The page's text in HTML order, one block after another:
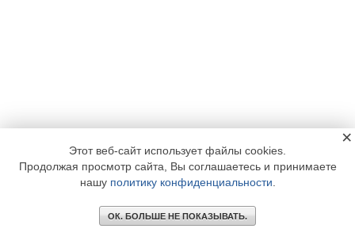
Этот веб-сайт использует файлы cookies.
Продолжая просмотр сайта, Вы соглашаетесь и принимаете
нашу политику конфиденциальности
ОК. БОЛЬШЕ НЕ ПОКАЗЫВАТЬ.
×